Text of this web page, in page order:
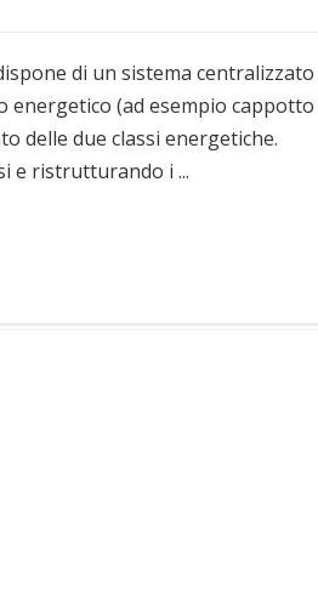
di un sistema centralizzato
energetico (ad esempio cappotto
delle due classi energetiche.
e ristrutturando i ...